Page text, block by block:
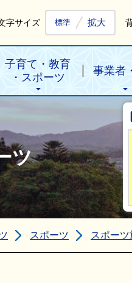
字サイズ 標準 拡大
子育て・教育
・スポーツ
事業者
ツ
スポーツ スポーツ